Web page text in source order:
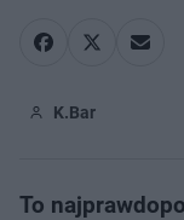
K.Bar
To